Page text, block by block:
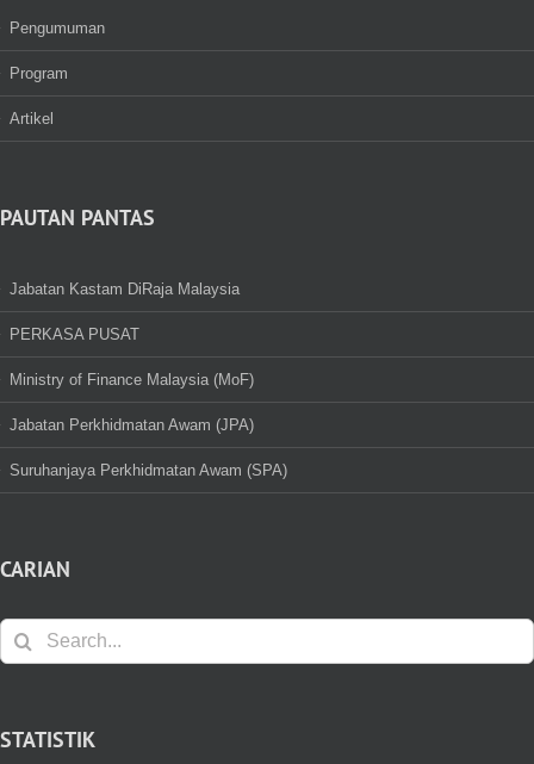
Pengumuman
Program
Artikel
PAUTAN PANTAS
Jabatan Kastam DiRaja Malaysia
PERKASA PUSAT
Ministry of Finance Malaysia (MoF)
Jabatan Perkhidmatan Awam (JPA)
Suruhanjaya Perkhidmatan Awam (SPA)
CARIAN
Search
for:
STATISTIK